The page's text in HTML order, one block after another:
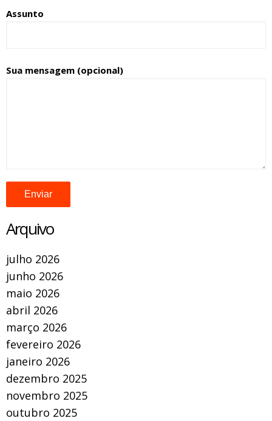
Assunto
Sua mensagem (opcional)
Arquivo
julho 2026
junho 2026
maio 2026
abril 2026
março 2026
fevereiro 2026
janeiro 2026
dezembro 2025
novembro 2025
outubro 2025